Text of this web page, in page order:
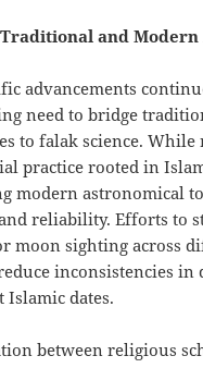
and Modern
advancements
need to bridge
to falak science.
practice rooted in
modern astronomical
reliability. Efforts to
moon sighting across
inconsistencies
dates.
between religious